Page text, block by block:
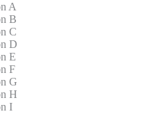
A
B
C
D
E
F
G
H
I